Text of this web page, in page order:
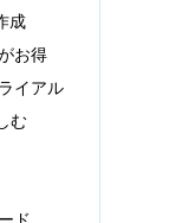
成
お得
イアル
む